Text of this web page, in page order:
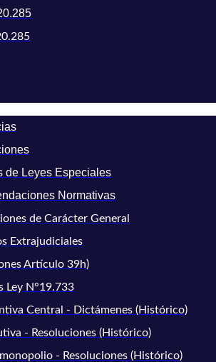
de Leyes Especiales
Normativas
de Carácter General
Extrajudiciales
Artículo 39h)
Ley N°19.733
Central - Dictámenes (Histórico)
- Resoluciones (Histórico)
- Resoluciones (Histórico)